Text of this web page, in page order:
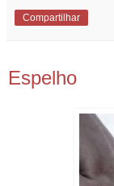
Compartilhar
Espelho